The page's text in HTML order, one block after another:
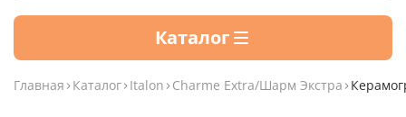
Каталог
Главная Каталог Italon Charme Extra/Шарм Экстра